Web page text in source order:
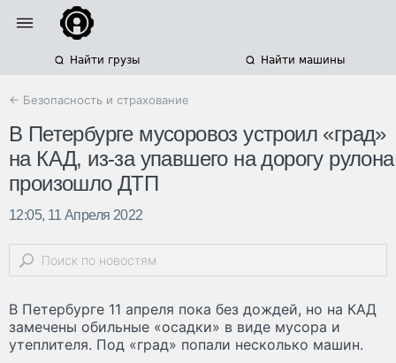
Найти грузы Найти машины
← Безопасность и страхование
В Петербурге мусоровоз устроил «град»
на КАД, из-за упавшего на дорогу рулона
произошло ДТП
12:05, 11 Апреля 2022
В Петербурге 11 апреля пока без дождей, но на КАД
замечены обильные «осадки» в виде мусора и
утеплителя. Под «град» попали несколько машин.